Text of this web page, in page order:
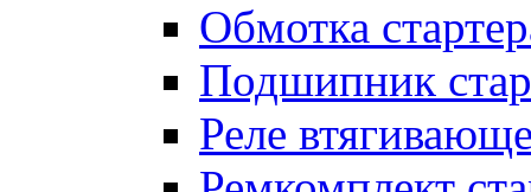
Обмотка
Подшипник
Реле